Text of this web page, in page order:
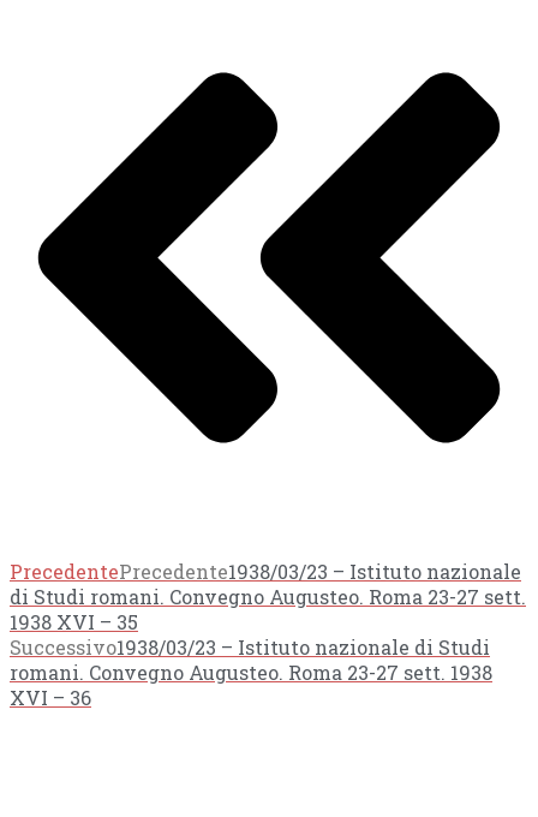
PrecedentePrecedente1938/03/23 – Istituto nazionale
di Studi romani. Convegno Augusteo. Roma 23-27 sett.
1938 XVI – 35
Successivo1938/03/23 – Istituto nazionale di Studi
romani. Convegno Augusteo. Roma 23-27 sett. 1938
XVI – 36